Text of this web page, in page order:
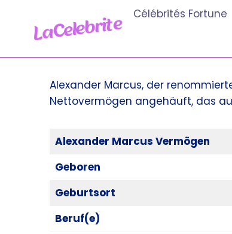
contenu
Célébrités Fortune
Alexander Marcus, der
Nettovermögen angehäuft, das
Alexander Marcus Vermögen
Geboren
Geburtsort
Beruf(e)